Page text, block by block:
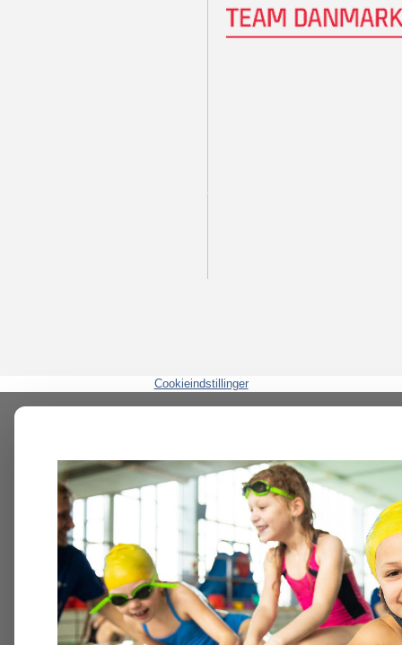
Cookieindstillinger